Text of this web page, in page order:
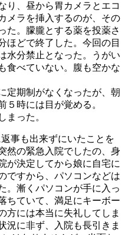
り、昼から胃カメラとエコ
メラを挿入するのが、その
た。朦朧とする薬を投薬さ
ほどで終了した。今回の目
水分禁止となった。うがい
食べていない。腹も空かな
定期制がなくなったが、朝
５時には目が覚める。
まった。
事も出来ずにいたことを
然の緊急入院でしたの、身
が決定してから娘に自宅に
ですから、パソコンなどは
。漸くパソコンが手に入っ
ちていて、満足にキーボー
方には本当に失礼してしま
況に非ず、入院も長引きま